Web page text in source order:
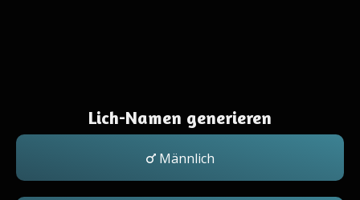
Lich-Namen generieren
Männlich